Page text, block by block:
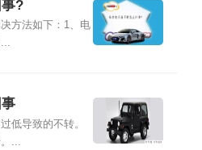
?
方法如下：1、电
低导致的不转。
...